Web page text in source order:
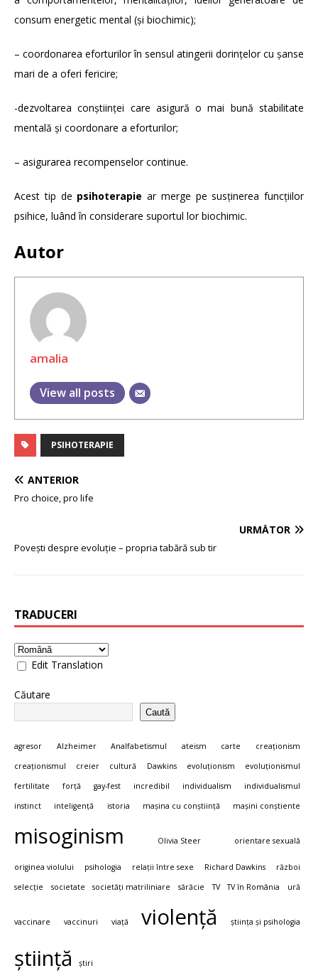
consum energetic mental (și biochimic);
– coordonarea eforturilor în sensul atingerii dorințelor cu șanse
mari de a oferi fericire;
-dezvoltarea conștiinței care asigură o mai bună stabilitate
mentală și coordonare a eforturilor;
– asigurarea recompenselor continue.
Acest tip de psihoterapie ar merge pe susținerea funcțiilor
psihice, luând în considerare suportul lor biochimic.
Autor
amalia
View all posts
PSIHOTERAPIE
ANTERIOR
Pro choice, pro life
URMĂTOR
Povești despre evoluție – propria tabără sub tir
TRADUCERI
Edit Translation
Căutare
Caută
agresor Alzheimer Analfabetismul ateism carte
creaționism
creaționismul
creier cultură Dawkins evoluționism
evoluționismul
fertilitate
forță gay-fest incredibil individualism
individualismul
instinct
inteligență istoria mașina cu conștiință mașini conștiente
misoginism Olivia Steer orientare sexuală
originea violului psihologia relații între sexe Richard Dawkins
război
selecție
societate societăți matriliniare sărăcie TV TV în România ură
vaccinare vaccinuri viață violență știința și psihologia
știință știri